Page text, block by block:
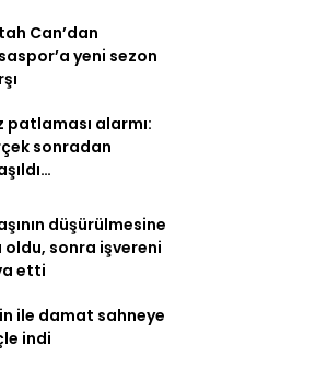
Can’dan
yeni sezon
patlaması alarmı:
sonradan
düşürülmesine
oldu, sonra işvereni
etti
ile damat sahneye
indi